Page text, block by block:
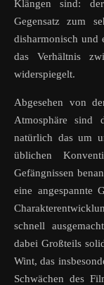
Klängen sind:
Gegensatz zum
disharmonisch und
das Verhältnis
widerspiegelt.
Abgesehen von
Atmosphäre sind
natürlich das um
üblichen
Gefängnissen
eine angespannte
schnell
dabei Großteils
Wint, das
Schwächen des